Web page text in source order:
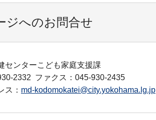
ジへのお問合せ
センターこども家庭支援課
2332 ファクス：045-930-2435
ス： md-kodomokatei@city.yokohama.lg.jp